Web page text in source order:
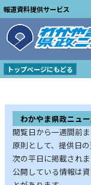
報道資料提供サービス
トップページにもどる
わかやま県政ニュ
閲覧日から一週間前
原則として、提供日
次の平日に掲載されま
公開している情報は